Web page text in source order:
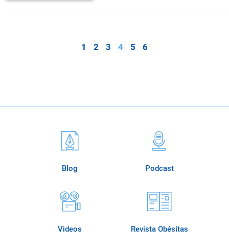
1 2 3 4 5 6
Blog Podcast
Videos Revista Obésitas